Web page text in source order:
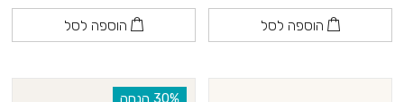
הוספה לסל הוספה לסל
‫30% הנחה